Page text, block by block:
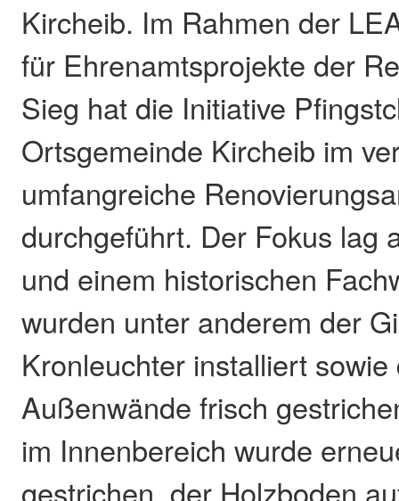
Kircheib. Im Rahmen der
für Ehrenamtsprojekte der
Sieg hat die Initiative
Ortsgemeinde Kircheib im
umfangreiche
durchgeführt. Der Fokus lag
und einem historischen
wurden unter anderem der
Kronleuchter installiert
Außenwände frisch
im Innenbereich wurde
gestrichen, der Holzboden